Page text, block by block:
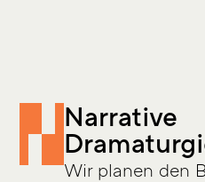
Narrative
Wir planen den